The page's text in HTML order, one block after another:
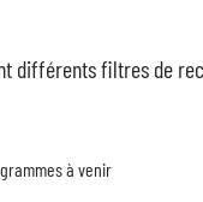
différents filtres de
à venir